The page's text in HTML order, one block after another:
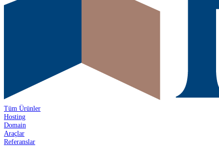
Tüm Ürünler
Hosting
Domain
Araçlar
Referanslar